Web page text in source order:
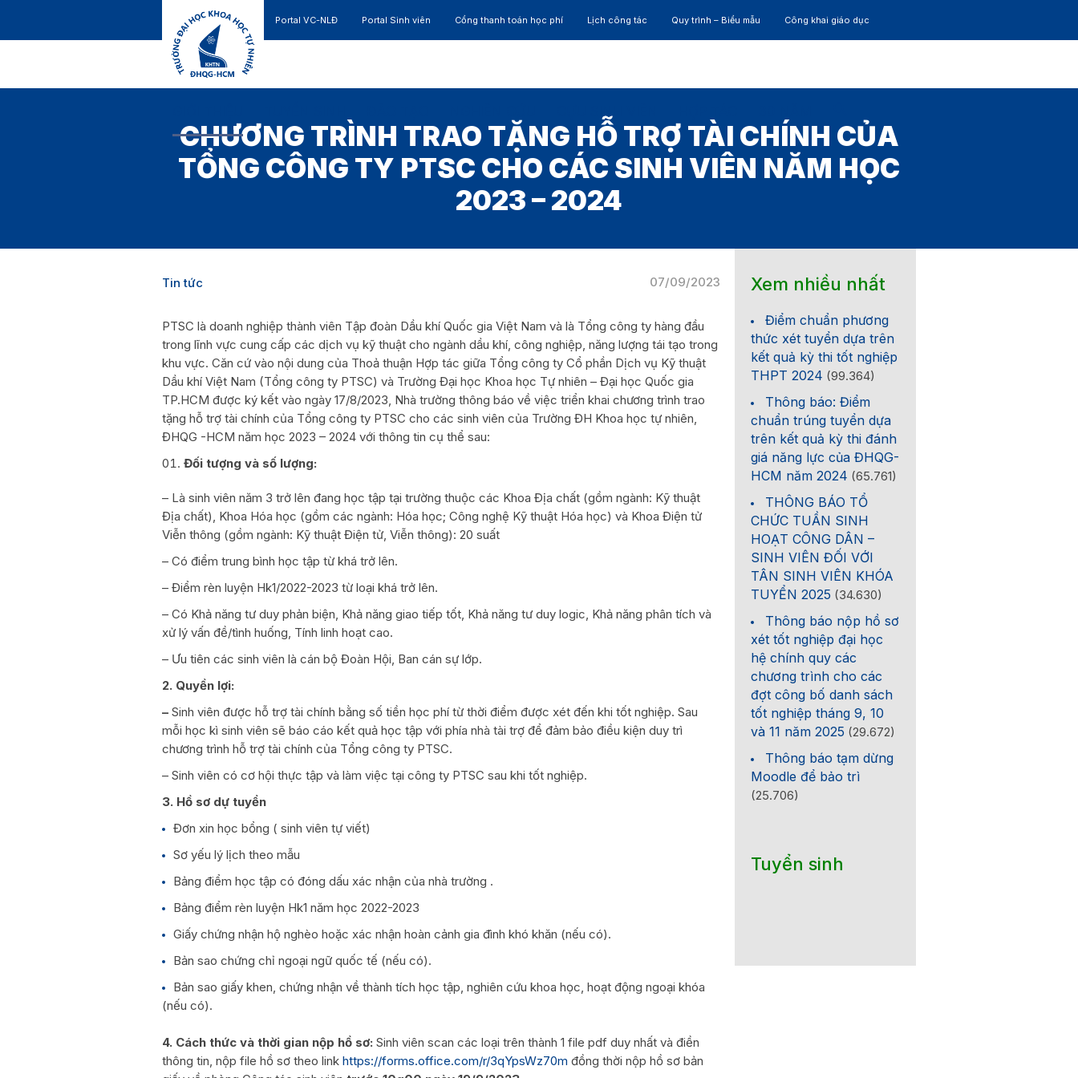
Portal VC-NLĐ Portal Sinh viên Cổng thanh toán học phí Lịch công tác Quy trình – Biểu mẫu Công khai giáo dục
CHƯƠNG TRÌNH TRAO TẶNG HỖ TRỢ TÀI CHÍNH CỦA
TỔNG CÔNG TY PTSC CHO CÁC SINH VIÊN NĂM HỌC
2023 – 2024
07/09/2023
Tin tức
PTSC là doanh nghiệp thành viên Tập đoàn Dầu khí Quốc gia Việt Nam và là Tổng công ty hàng đầu
trong lĩnh vực cung cấp các dịch vụ kỹ thuật cho ngành dầu khí, công nghiệp, năng lượng tái tạo trong
khu vực. Căn cứ vào nội dung của Thoả thuận Hợp tác giữa Tổng công ty Cổ phần Dịch vụ Kỹ thuật
Dầu khí Việt Nam (Tổng công ty PTSC) và Trường Đại học Khoa học Tự nhiên – Đại học Quốc gia
TP.HCM được ký kết vào ngày 17/8/2023, Nhà trường thông báo về việc triển khai chương trình trao
tặng hỗ trợ tài chính của Tổng công ty PTSC cho các sinh viên của Trường ĐH Khoa học tự nhiên,
ĐHQG -HCM năm học 2023 – 2024 với thông tin cụ thể sau:
Đối tượng và số lượng:
– Là sinh viên năm 3 trở lên đang học tập tại trường thuộc các Khoa Địa chất (gồm ngành: Kỹ thuật
Địa chất), Khoa Hóa học (gồm các ngành: Hóa học; Công nghệ Kỹ thuật Hóa học) và Khoa Điện tử
Viễn thông (gồm ngành: Kỹ thuật Điện tử, Viễn thông): 20 suất
– Có điểm trung bình học tập từ khá trở lên.
– Điểm rèn luyện Hk1/2022-2023 từ loại khá trở lên.
– Có Khả năng tư duy phản biện, Khả năng giao tiếp tốt, Khả năng tư duy logic, Khả năng phân tích và
xử lý vấn đề/tình huống, Tính linh hoạt cao.
– Ưu tiên các sinh viên là cán bộ Đoàn Hội, Ban cán sự lớp.
2. Quyền lợi:
– Sinh viên được hỗ trợ tài chính bằng số tiền học phí từ thời điểm được xét đến khi tốt nghiệp. Sau
mỗi học kì sinh viên sẽ báo cáo kết quả học tập với phía nhà tài trợ để đảm bảo điều kiện duy trì
chương trình hỗ trợ tài chính của Tổng công ty PTSC.
– Sinh viên có cơ hội thực tập và làm việc tại công ty PTSC sau khi tốt nghiệp.
3. Hồ sơ dự tuyển
Đơn xin học bổng ( sinh viên tự viết)
Sơ yếu lý lịch theo mẫu
Bảng điểm học tập có đóng dấu xác nhận của nhà trường .
Bảng điểm rèn luyện Hk1 năm học 2022-2023
Giấy chứng nhận hộ nghèo hoặc xác nhận hoàn cảnh gia đình khó khăn (nếu có).
Bản sao chứng chỉ ngoại ngữ quốc tế (nếu có).
Bản sao giấy khen, chứng nhận về thành tích học tập, nghiên cứu khoa học, hoạt động ngoại khóa
(nếu có).
4. Cách thức và thời gian nộp hồ sơ: Sinh viên scan các loại trên thành 1 file pdf duy nhất và điền
thông tin, nộp file hồ sơ theo link https://forms.office.com/r/3qYpsWz70m đồng thời nộp hồ sơ bản
Xem nhiều nhất
Điểm chuẩn phương
thức xét tuyển dựa trên
kết quả kỳ thi tốt nghiệp
THPT 2024 (99.364)
Thông báo: Điểm
chuẩn trúng tuyển dựa
trên kết quả kỳ thi đánh
giá năng lực của ĐHQG-
HCM năm 2024 (65.761)
THÔNG BÁO TỔ
CHỨC TUẦN SINH
HOẠT CÔNG DÂN –
SINH VIÊN ĐỐI VỚI
TÂN SINH VIÊN KHÓA
TUYỂN 2025 (34.630)
Thông báo nộp hồ sơ
xét tốt nghiệp đại học
hệ chính quy các
chương trình cho các
đợt công bố danh sách
tốt nghiệp tháng 9, 10
và 11 năm 2025 (29.672)
Thông báo tạm dừng
Moodle để bảo trì
(25.706)
Tuyển sinh